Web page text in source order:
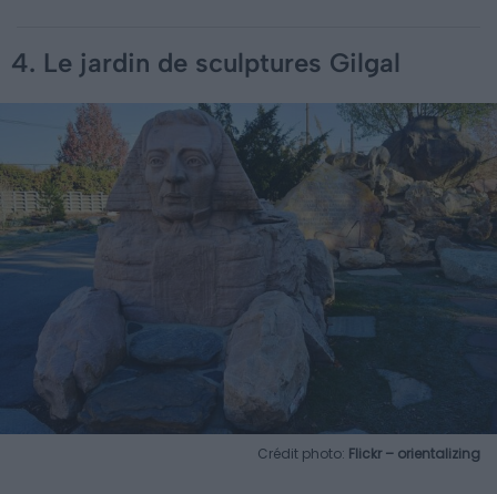
4. Le jardin de sculptures Gilgal
Crédit photo: Flickr – orientalizing